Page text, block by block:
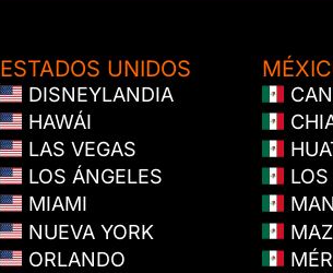
ESTADOS UNIDOS
DISNEYLANDIA
HAWÁI
LAS VEGAS
LOS ÁNGELES
MIAMI
NUEVA YORK
ORLANDO